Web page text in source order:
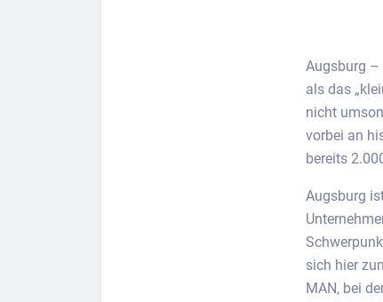
Augsburg –
als das
nicht
vorbei an
bereits
Augsburg
sich hier
MAN, bei